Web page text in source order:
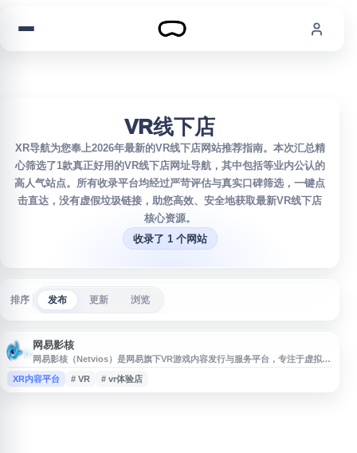
VR线下店
XR导航为您奉上2026年最新的VR线下店网站推荐指南。本次汇总精
心筛选了1款真正好用的VR线下店网址导航，其中包括等业内公认的
高人气站点。所有收录平台均经过严苛评估与真实口碑筛选，一键点
击直达，没有虚假垃圾链接，助您高效、安全地获取最新VR线下店
核心资源。
收录了 1 个网站
排序 发布 更新 浏览
网易影核
网易影核（Netvios）是网易旗下VR游戏内容发行与服务平台，专注于虚拟现
实游戏的引进、发行、本地化、运营和渠道分发。平台面向VR玩家、线下体
验店及行业合作伙伴，提供优质VR游戏内容矩阵、营销运营支持及线上线下
XR内容平台 # VR # vr体验店